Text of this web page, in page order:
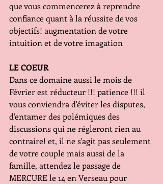
que vous commencerez à reprendre
confiance quant à la réussite de vos
objectifs! augmentation de votre
intuition et de votre imagation
LE COEUR
Dans ce domaine aussi le mois de
Février est réducteur !!! patience !!! il
vous conviendra d'éviter les disputes,
d'entamer des polémiques des
discussions qui ne régleront rien au
contraire! et, il ne s'agit pas seulement
de votre couple mais aussi de la
famille, attendez le passage de
MERCURE le 14 en Verseau pour